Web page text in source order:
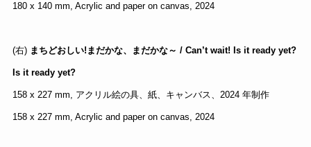
180 x 140 mm, Acrylic and paper on canvas, 2024
(右) まちどおしい!まだかな、まだかな～ / Can’t wait! Is it ready yet?
Is it ready yet?
158 x 227 mm, アクリル絵の具、紙、キャンバス、2024 年制作
158 x 227 mm, Acrylic and paper on canvas, 2024